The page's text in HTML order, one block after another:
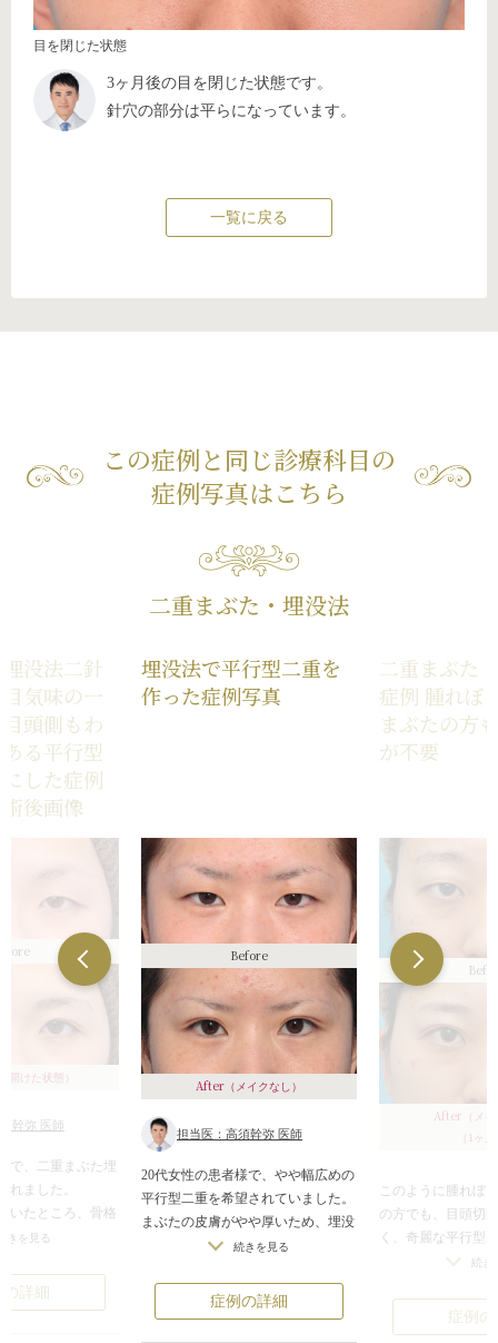
目を閉じた状態
3ヶ月後の目を閉じた状態です。
針穴の部分は平らになっています。
一覧に戻る
この症例と同じ診療科目の
症例写真はこちら
二重まぶた・埋没法
没法二針
気味の一
頭側もわ
る平行型
した症例
後画像
開けた状態）
幹弥 医師
で、二重まぶた埋
れました。
いたところ、骨格
、元々こめかみが
一重まぶたで、上
きを見る
詳細
埋没法で平行型二重を
作った症例写真
Before
After （メイクなし）
担当医：高須幹弥 医師
20代女性の患者様で、やや幅広めの
平行型二重を希望されていました。
まぶたの皮膚がやや厚いため、埋没
法で広目の二重を作ると糸が緩んで
案しましたが、まずは埋没法でやっ
てみて様子をみたいとのことでし
た。
続きを見る
症例の詳細
二重まぶた
症例 腫れぼ
まぶたの方
が不要
After （メ
（1ヶ
このように腫れぼ
の方でも、目頭切
く、奇麗な平行型
へこみがあります
ていきますし、二
続き
症例